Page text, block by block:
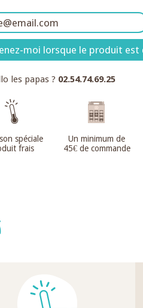
moi lorsque le produit est
les papas ? 02.54.74.69.25
spéciale
frais
Un minimum de
45€ de commande